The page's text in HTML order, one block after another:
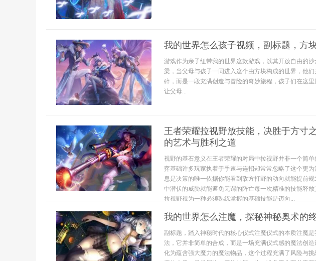
我的世界怎么孩子视频，副标题，方
游戏作为亲子纽带我的世界这款游戏，以其开放自由的
梁，当父母与孩子一同进入这个由方块构成的世界，他
碎，而是一段充满创造与冒险的奇妙旅程，孩子们在这
让父母...
王者荣耀拉视野放技能，决胜于方寸
的艺术与胜利之道
视野的基石意义在王者荣耀的对局中拉视野并非一个简
弈基础许多玩家执着于手速与连招却常常忽略了这个更
息是决策的唯一依据你能看到敌方打野的动向就能提前
中潜伏的威胁就能避免无谓的阵亡每一次精准的技能释
拉视野视为一种必须熟练掌握的基础技能是迈向...
我的世界怎么注魔，探秘神秘奥术的
副标题，踏入神秘时代的核心仪式注魔仪式的本质注魔
法，它并非简单的合成，而是一场充满仪式感的魔法创
化为蕴含强大魔力的魔法物品，这个过程充满了风险与